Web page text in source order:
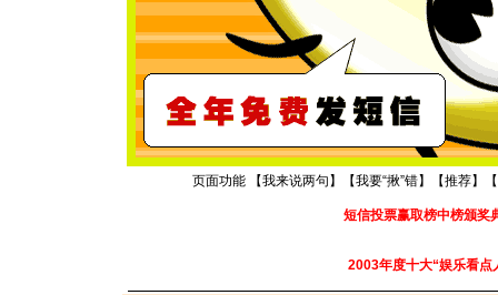
页面功能 【我来说两句 】【我要“揪”错】【推荐】
短信投票赢取榜中榜颁奖
2003年度十大“娱乐看点